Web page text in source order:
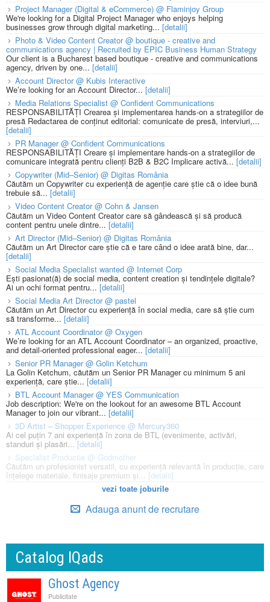
Project Manager (Digital & eCommerce) @ Flaminjoy Group
We're looking for a Digital Project Manager who enjoys helping
businesses grow through digital marketing... [detalii]
Photo & Video Content Creator @ boutique - creative and
communications agency | Recruited by EPIC Business Human Strategy
Our client is a Bucharest based boutique - creative and communications
agency, driven by one... [detalii]
Account Director @ Kubis Interactive
We’re looking for an Account Director... [detalii]
Media Relations Specialist @ Confident Communications
RESPONSABILITĂȚI Crearea și implementarea hands-on a strategiilor de
presă Redactarea de conținut editorial: comunicate de presă, interviuri,...
[detalii]
PR Manager @ Confident Communications
RESPONSABILITĂȚI Creare și implementare hands-on a strategiilor de
comunicare integrată pentru clienți B2B & B2C Implicare activă... [detalii]
Copywriter (Mid–Senior) @ Digitas România
Căutăm un Copywriter cu experiență de agenție care știe că o idee bună
trebuie să... [detalii]
Video Content Creator @ Cohn & Jansen
Căutăm un Video Content Creator care să gândească și să producă
content pentru unele dintre... [detalii]
Art Director (Mid–Senior) @ Digitas România
Căutăm un Art Director care știe că e tare când o idee arată bine, dar...
[detalii]
Social Media Specialist wanted @ Internet Corp
Ești pasionat(ă) de social media, content creation și tendințele digitale?
Ai un ochi format pentru... [detalii]
Social Media Art Director @ pastel
Căutăm un Art Director cu experiență în social media, care să știe cum
să transforme... [detalii]
ATL Account Coordinator @ Oxygen
We’re looking for an ATL Account Coordinator – an organized, proactive,
and detail-oriented professional eager... [detalii]
Senior PR Manager @ Golin Ketchum
La Golin Ketchum, căutăm un Senior PR Manager cu minimum 5 ani
experiență, care știe... [detalii]
BTL Account Manager @ YES Communication
Job description: We're on the lookout for an awesome BTL Account
Manager to join our vibrant... [detalii]
3D Artist – Shopper Experience @ Mercury360
Ai cel puțin 7 ani experiență în zona de BTL (evenimente, activări,
standuri și plasări... [detalii]
Specialist Productie @ Godmother
Căutăm un profesionist versatil, cu experiență relevantă în producție, care
înțelege materiale, finisaje premium și... [detalii]
vezi toate joburile
Adauga anunt de recrutare
Catalog IQads
Ghost Agency
Publicitate